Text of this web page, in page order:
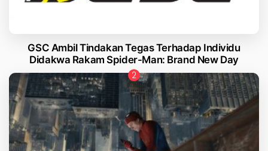
GSC Ambil Tindakan Tegas Terhadap Individu
Didakwa Rakam Spider-Man: Brand New Day